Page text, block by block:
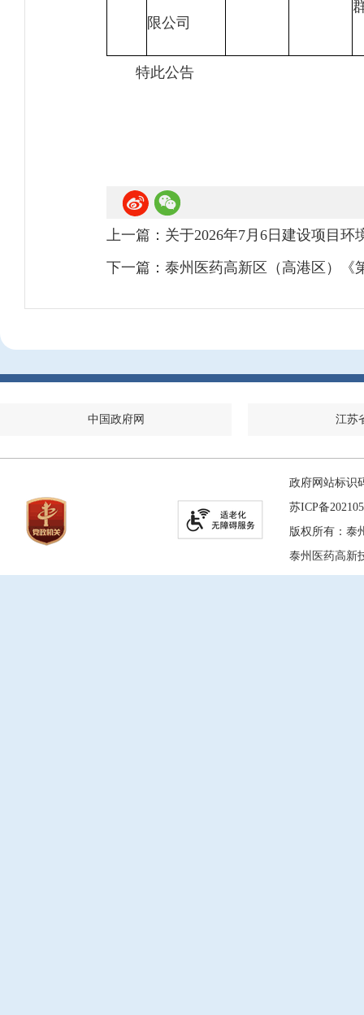
限公司
特此公告
上一篇： 关于2026年7月6日建设项目
下一篇： 泰州医药高新区（高港区）《
中国政府网 江苏
政府网站标识
苏ICP备
版权所有：泰
泰州医药高新